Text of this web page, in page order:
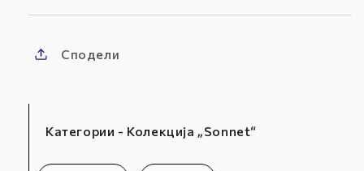
Сподели
Категории - Колекција „Sonnet“